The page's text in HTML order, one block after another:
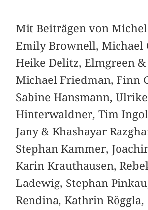
Mit Beiträgen von
Emily Brownell, Michael
Heike Delitz, Elmgreen &
Michael Friedman, Finn
Sabine Hansmann,
Hinterwaldner, Tim
Jany & Khashayar
Stephan Kammer,
Karin Krauthausen,
Ladewig, Stephan
Rendina, Kathrin Röggla,